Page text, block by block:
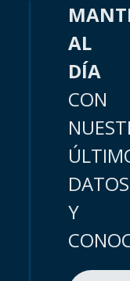
AL
DÍA
CON
DATOS
Y